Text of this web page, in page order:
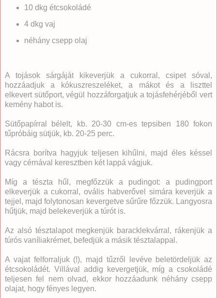
10 dkg étcsokoládé
4 dkg vaj
néhány csepp olaj
A tojások sárgáját kikeverjük a cukorral, csipet sóval,
hozzáadjuk a kókuszreszeléket, a mákot és a liszttel
elkevert sütőport, végül hozzáforgatjuk a tojásfehérjéből vert
kemény habot is.
Sütőpapírral bélelt, kb. 20-30 cm-es tepsiben 180 fokon
tűpróbáig sütjük, kb. 20-25 perc.
Rácsra borítva hagyjuk teljesen kihűlni, majd éles késsel
vagy cérnával keresztben két lappá vágjuk.
Míg a tészta hűl, megfőzzük a pudingot: a pudingport
elkeverjük a cukorral, ovális habverővel simára keverjük a
tejjel, majd folytonosan kevergetve sűrűre főzzük. Langyosra
hűtjük, majd belekeverjük a túrót is.
Az alsó tésztalapot megkenjük baracklekvárral, rákenjük a
túrós vaníliakrémet, befedjük a másik tésztalappal.
A vajat felforraljuk (!), majd tűzről levéve beletördeljük az
étcsokoládét. Villával addig kevergetjük, míg a csokoládé
teljesen fel nem olvad, ekkor hozzáadunk néhány csepp
olajat, hogy fényes legyen.